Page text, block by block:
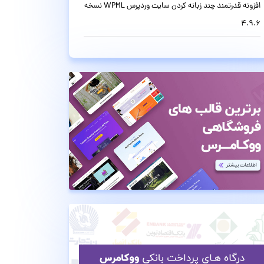
افزونه قدرتمند چند زبانه کردن سایت وردپرس WPML نسخه
4.9.6